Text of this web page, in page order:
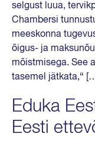
selgust luua,
Chambersi
meeskonna
õigus- ja
mõistmisega. See
tasemel jätkata,“
Eduka
Eesti